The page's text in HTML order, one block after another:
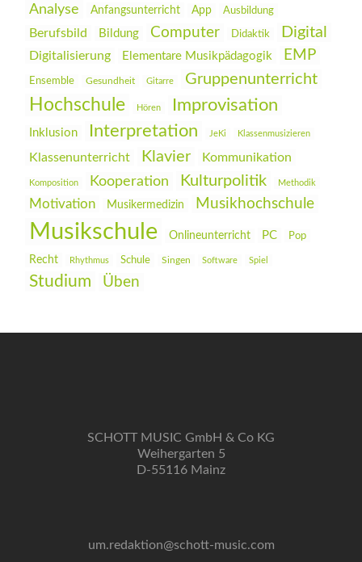
Analyse Anfangsunterricht App Ausbildung
Berufsbild Bildung Computer Didaktik Digital
Digitalisierung Elementare Musikpädagogik EMP
Ensemble Gesundheit Gitarre Gruppenunterricht
Hochschule Hören Improvisation
Inklusion Interpretation JeKi Klassenmusizieren
Klassenunterricht Klavier Kommunikation
Komposition Kooperation Kulturpolitik Methodik
Motivation Musikermedizin Musikhochschule
Musikschule Onlineunterricht PC Pop
Recht Rhythmus Schule Singen Software Spiel
Studium Üben
SCHOTT MUSIC GmbH & Co KG
Weihergarten 5
D-55116 Mainz
um.redaktion@schott-music.com